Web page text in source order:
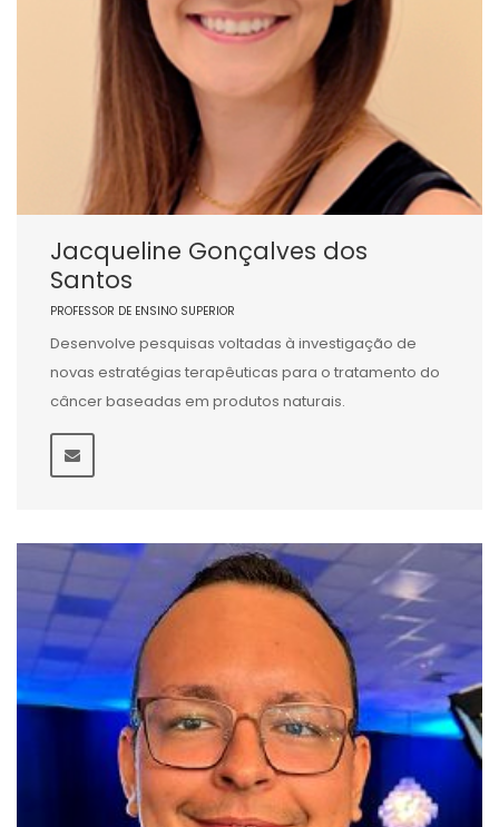
Jacqueline Gonçalves dos
Santos
PROFESSOR DE ENSINO SUPERIOR
Desenvolve pesquisas voltadas à investigação de
novas estratégias terapêuticas para o tratamento do
câncer baseadas em produtos naturais.